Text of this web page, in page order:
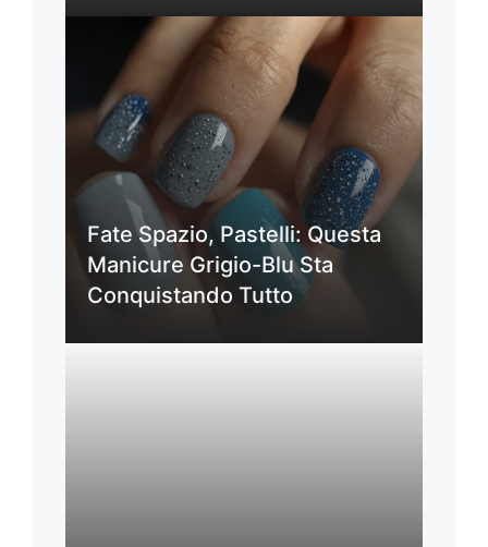
Fate Spazio, Pastelli: Questa
Manicure Grigio-Blu Sta
Conquistando Tutto